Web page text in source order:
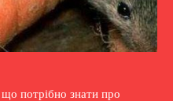
потрібно знати про